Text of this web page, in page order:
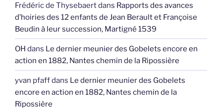
Frédéric de Thysebaertdans Rapports des avances
d’hoiries des 12 enfants de Jean Berault et Françoise
Beudin à leur succession, Martigné 1539
OH dans Le dernier meunier des Gobelets encore en
action en 1882, Nantes chemin de la Ripossière
yvan pfaffdans Le dernier meunier des Gobelets
encore en action en 1882, Nantes chemin de la
Ripossière